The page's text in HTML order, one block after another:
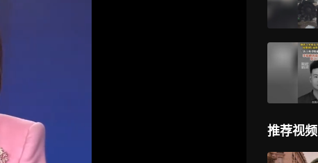
推荐视频